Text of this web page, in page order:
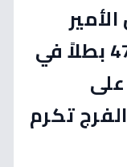
عبدالعزيز بن سعود… 474 بطلاً في
تكرم